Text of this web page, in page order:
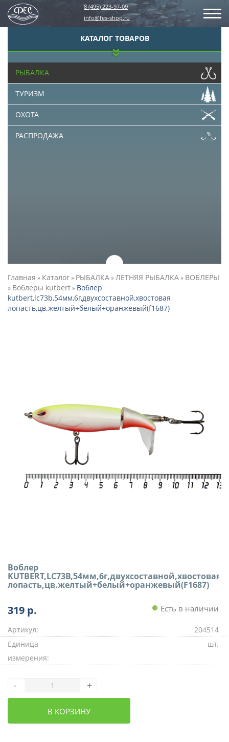
8 (495) 223-97-09
info@fes-shop.ru
КАТАЛОГ ТОВАРОВ
РЫБАЛКА
ТУРИЗМ
ОХОТА
РАСПРОДАЖА
Главная » Каталог» РЫБАЛКА»ЛЕТНЯЯ РЫБАЛКА» ВОБЛЕРЫ
» Воблеры kutbert» Воблер
kutbert,lc73b,54мм,6г,двухсоставной,хвостовая
лопасть,цв.желтый+белый+оранжевый(f1687)
Воблер
KUTBERT,LC73B,54мм,6г,двухсоставной,хвостовая
лопасть,цв.желтый+белый+оранжевый(F1687)
319 р. Есть в наличии
Артикул:
204514
Единица
измерения:
шт.
- +
В КОРЗИНУ